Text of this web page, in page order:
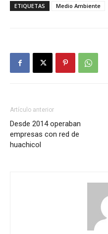
ETIQUETAS Medio Ambiente
Artículo anterior
Desde 2014 operaban
empresas con red de
huachicol